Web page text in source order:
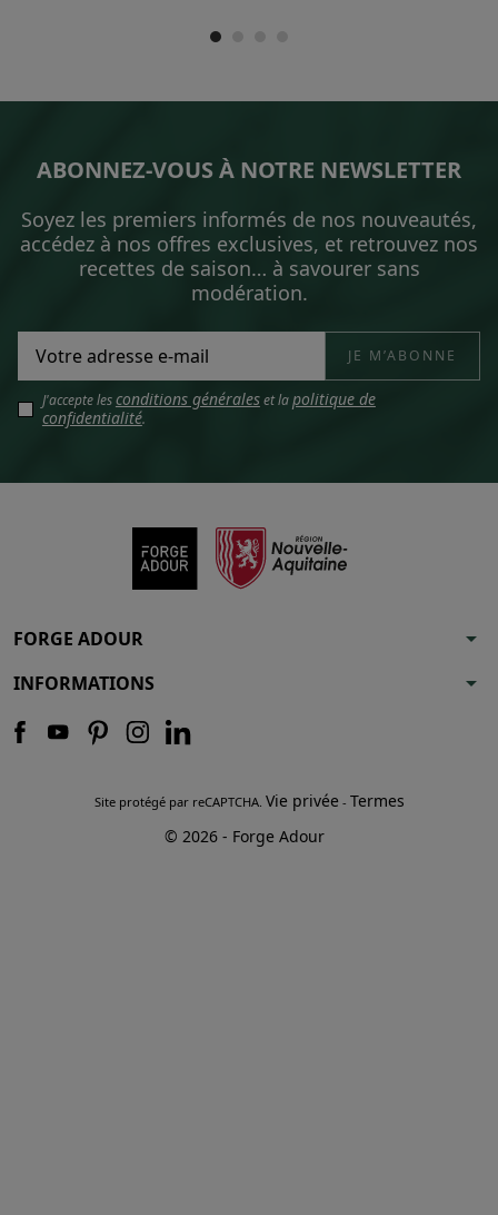
ABONNEZ-VOUS À NOTRE NEWSLETTER
Soyez les premiers informés de nos nouveautés,
accédez à nos offres exclusives, et retrouvez nos
recettes de saison… à savourer sans
modération.
J'accepte lesconditions généraleset lapolitique de
confidentialité.
FORGE ADOUR arrow_drop_down
INFORMATIONS arrow_drop_down
Site protégé par reCAPTCHA. Vie privée - Termes
© 2026 - Forge Adour